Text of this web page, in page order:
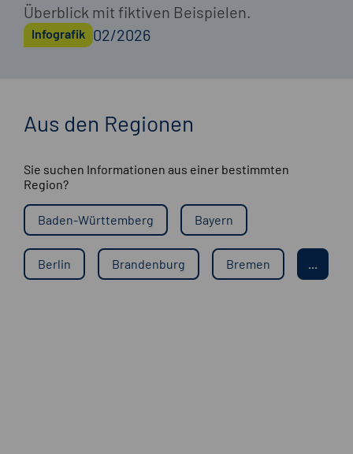
Überblick mit fiktiven Beispielen.
Infografik 02/2026
Aus den Regionen
Sie suchen Informationen aus einer bestimmten
Region?
Baden-Württemberg Bayern
Berlin Brandenburg Bremen